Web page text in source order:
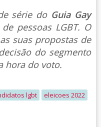
série do Guia Gay
pessoas LGBT. O
suas propostas de
do segmento
hora do voto.
lgbt eleicoes 2022